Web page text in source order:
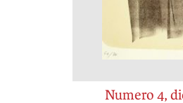
Numero 4,